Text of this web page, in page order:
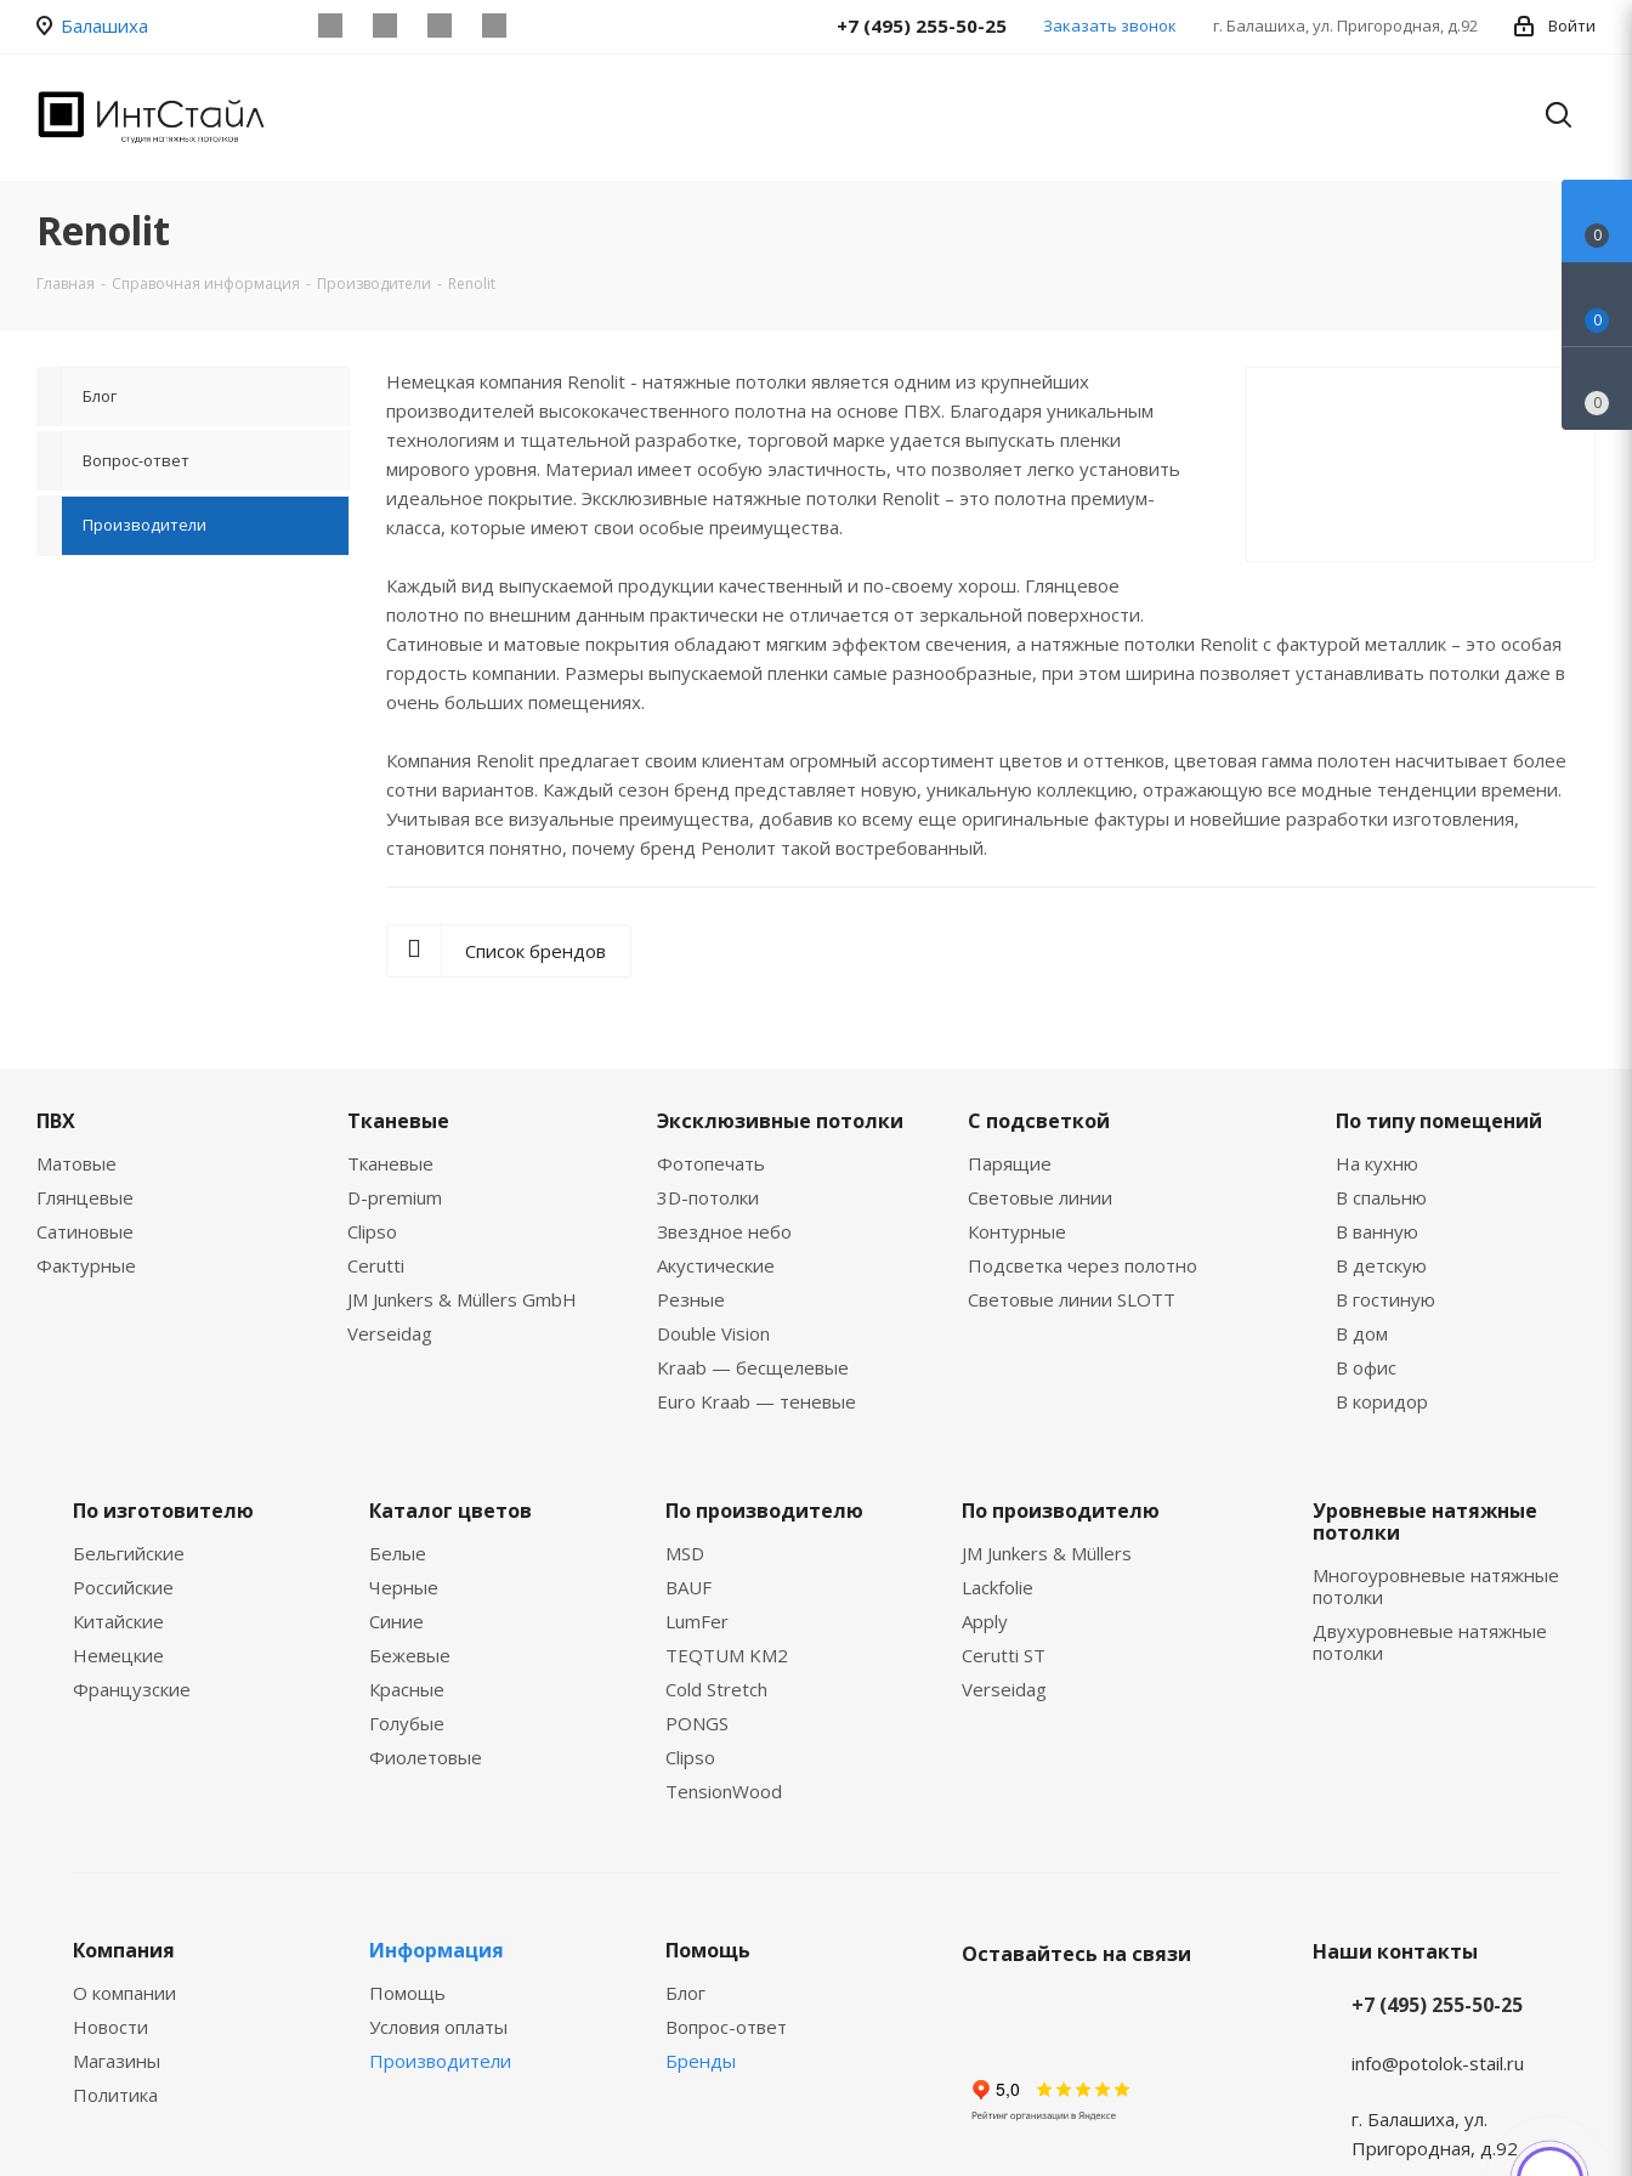
Балашиха Войти
г. Балашиха, ул. Пригородная, д.92
+7 (495) 255-50-25 Заказать звонок
Renolit
Главная - Справочная информация - Производители - Renolit
Немецкая компания Renolit - натяжные потолки является одним из крупнейших
производителей высококачественного полотна на основе ПВХ. Благодаря уникальным
технологиям и тщательной разработке, торговой марке удается выпускать пленки
мирового уровня. Материал имеет особую эластичность, что позволяет легко установить
идеальное покрытие. Эксклюзивные натяжные потолки Renolit – это полотна премиум-
класса, которые имеют свои особые преимущества.
Каждый вид выпускаемой продукции качественный и по-своему хорош. Глянцевое
полотно по внешним данным практически не отличается от зеркальной поверхности.
Сатиновые и матовые покрытия обладают мягким эффектом свечения, а натяжные потолки Renolit с фактурой металлик – это особая
гордость компании. Размеры выпускаемой пленки самые разнообразные, при этом ширина позволяет устанавливать потолки даже в
очень больших помещениях.
Компания Renolit предлагает своим клиентам огромный ассортимент цветов и оттенков, цветовая гамма полотен насчитывает более
сотни вариантов. Каждый сезон бренд представляет новую, уникальную коллекцию, отражающую все модные тенденции времени.
Учитывая все визуальные преимущества, добавив ко всему еще оригинальные фактуры и новейшие разработки изготовления,
становится понятно, почему бренд Ренолит такой востребованный.
Список брендов
Блог
Вопрос-ответ
Производители
ПВХ
Матовые
Глянцевые
Сатиновые
Фактурные
Тканевые
Тканевые
D-premium
Clipso
Cerutti
JM Junkers & Müllers GmbH
Verseidag
Эксклюзивные потолки
Фотопечать
3D-потолки
Звездное небо
Акустические
Резные
Double Vision
Kraab — бесщелевые
Euro Kraab — теневые
С подсветкой
Парящие
Световые линии
Контурные
Подсветка через полотно
Световые линии SLOTT
По типу помещений
На кухню
В спальню
В ванную
В детскую
В гостиную
В дом
В офис
В коридор
По изготовителю
Бельгийские
Российские
Китайские
Немецкие
Французские
Каталог цветов
Белые
Черные
Синие
Бежевые
Красные
Голубые
Фиолетовые
По производителю
MSD
BAUF
LumFer
TEQTUM KM2
Cold Stretch
PONGS
Clipso
TensionWood
По производителю
JM Junkers & Müllers
Lackfolie
Apply
Cerutti ST
Verseidag
Уровневые натяжные
потолки
Многоуровневые натяжные
потолки
Двухуровневые натяжные
потолки
Компания
О компании
Новости
Магазины
Политика
Информация
Помощь
Условия оплаты
Производители
Помощь
Блог
Вопрос-ответ
Бренды
Оставайтесь на связи
Наши контакты
+7 (495) 255-50-25
info@potolok-stail.ru
г. Балашиха, ул.
Пригородная, д.92
0
0
0